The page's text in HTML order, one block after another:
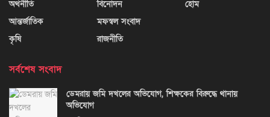
অর্থনীতি
আন্তর্জাতিক
কৃষি
বিনোদন
মফস্বল সংবাদ
রাজনীতি
হোম
সর্বশেষ সংবাদ
ডেমরায় জমি দখলের অভিযোগ, শিক্ষকের বিরুদ্ধে থানায়
অভিযোগ